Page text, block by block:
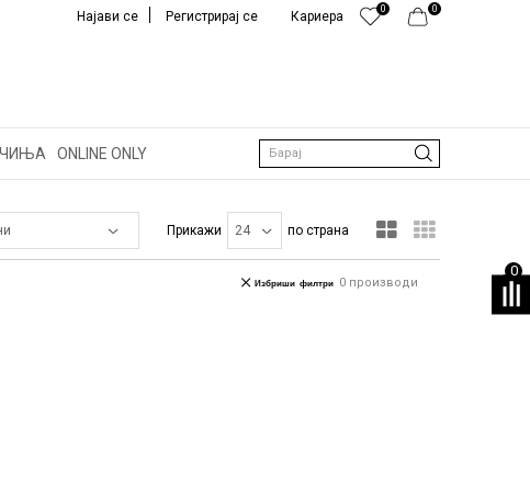
0
0
Кариера
Најави се Регистрирај се
ONLINE ONLY Барај
0
Прикажи по страна
0 производи
Избриши филтри